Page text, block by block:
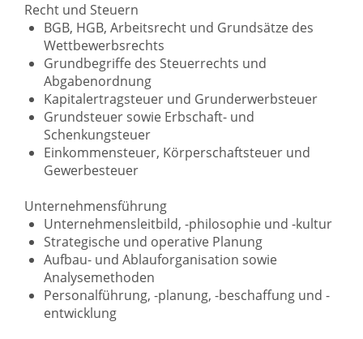
Recht und Steuern
BGB, HGB, Arbeitsrecht und Grundsätze des
Wettbewerbsrechts
Grundbegriffe des Steuerrechts und
Abgabenordnung
Kapitalertragsteuer und Grunderwerbsteuer
Grundsteuer sowie Erbschaft- und
Schenkungsteuer
Einkommensteuer, Körperschaftsteuer und
Gewerbesteuer
Unternehmensführung
Unternehmensleitbild, -philosophie und -kultur
Strategische und operative Planung
Aufbau- und Ablauforganisation sowie
Analysemethoden
Personalführung, -planung, -beschaffung und -
entwicklung